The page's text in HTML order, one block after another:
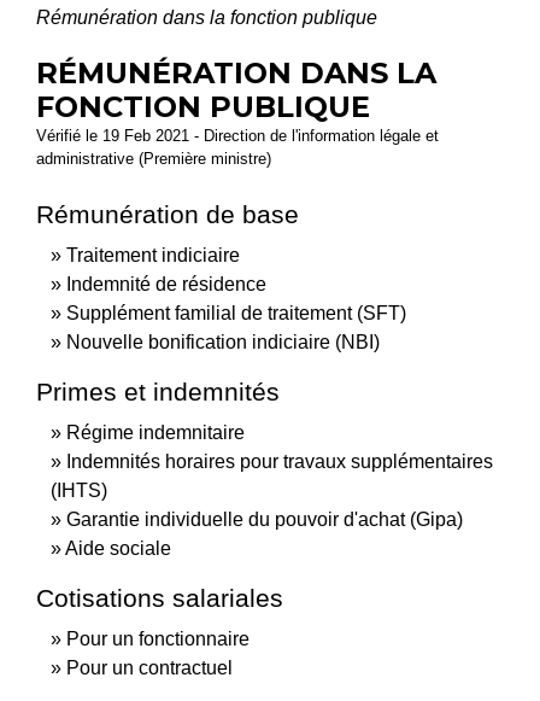
Rémunération dans la fonction publique
RÉMUNÉRATION DANS LA
FONCTION PUBLIQUE
Vérifié le 19 Feb 2021 - Direction de l'information légale et
administrative (Première ministre)
Rémunération de base
Traitement indiciaire
Indemnité de résidence
Supplément familial de traitement (SFT)
Nouvelle bonification indiciaire (NBI)
Primes et indemnités
Régime indemnitaire
Indemnités horaires pour travaux supplémentaires
(IHTS)
Garantie individuelle du pouvoir d'achat (Gipa)
Aide sociale
Cotisations salariales
Pour un fonctionnaire
Pour un contractuel